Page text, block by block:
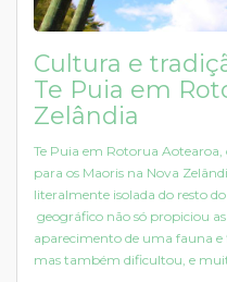
Cultura e
Te Puia em
Zelândia
Te Puia em Rotorua
para os Maoris na Nova
literalmente isolada do resto
geográfico não só propiciou
aparecimento de uma fauna
mas também dificultou, e